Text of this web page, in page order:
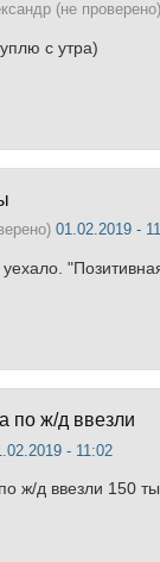
(не проверено)
с утра)
01.02.2019 -
по ж/д ввезли
- 11:02
ж/д ввезли 150